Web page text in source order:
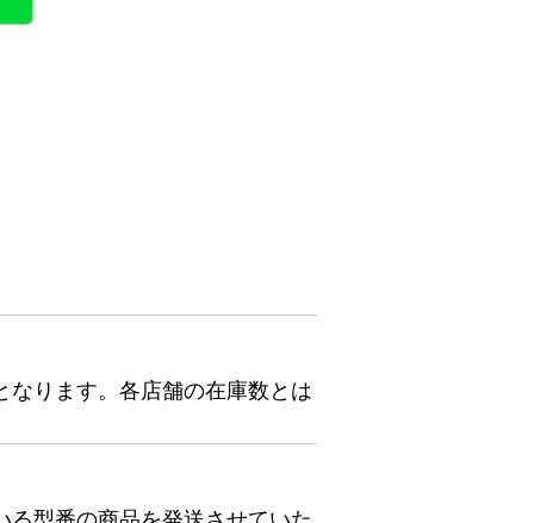
なります。各店舗の在庫数とは